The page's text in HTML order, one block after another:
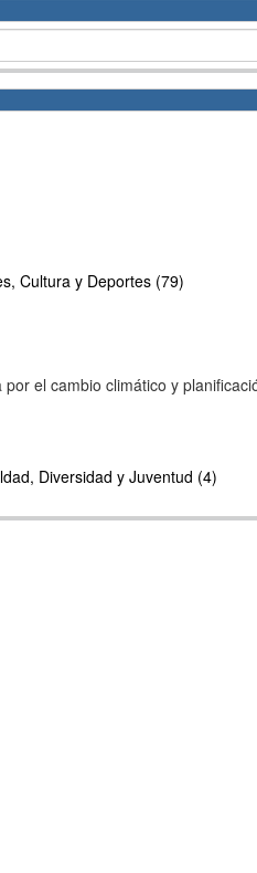
Cultura y Deportes (79)
el cambio climático y
Diversidad y Juventud (4)